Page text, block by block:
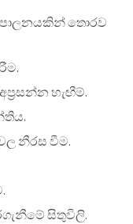
පාලනයකින් තොරව
හැඟීම්.
නීරස වීම.
සිතුවිලි.